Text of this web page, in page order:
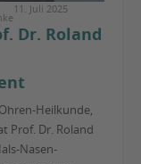
11. Juli 2025
Dr. Roland
Heilkunde,
Prof. Dr. Roland
Nasen-